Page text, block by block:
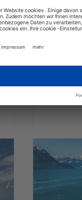
Lesen
Neue Hotels,
Erlebnisse
Wintersaison